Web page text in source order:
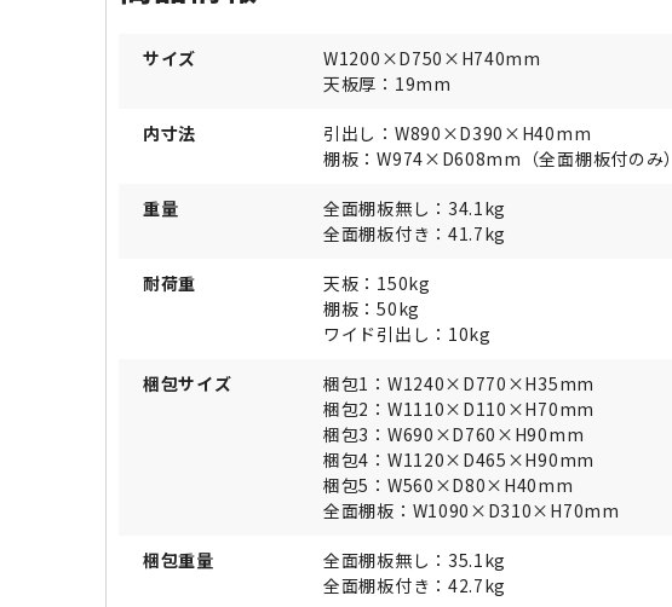
サイズ
W1200×D750×H740mm
天板厚：19mm
内寸法
引出し：W890×D390×H40mm
棚板：W974×D608mm（全面棚板付のみ）
重量
全面棚板無し：34.1kg
全面棚板付き：41.7kg
耐荷重
天板：150kg
棚板：50kg
ワイド引出し：10kg
梱包サイズ
梱包1：W1240×D770×H35mm
梱包2：W1110×D110×H70mm
梱包3：W690×D760×H90mm
梱包4：W1120×D465×H90mm
梱包5：W560×D80×H40mm
全面棚板：W1090×D310×H70mm
梱包重量
全面棚板無し：35.1kg
全面棚板付き：42.7kg